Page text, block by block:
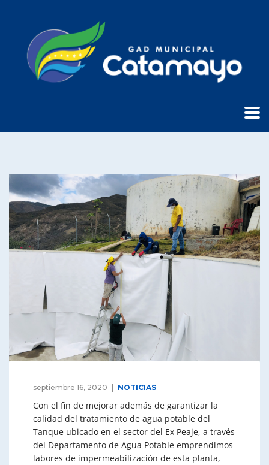
septiembre 16, 2020 NOTICIAS
Con el fin de mejorar además de garantizar la
calidad del tratamiento de agua potable del
Tanque ubicado en el sector del Ex Peaje, a través
del Departamento de Agua Potable emprendimos
labores de impermeabilización de esta planta,